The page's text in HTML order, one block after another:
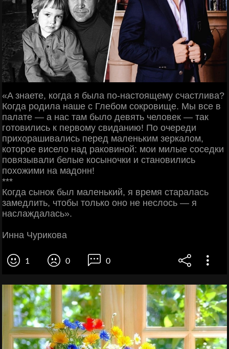
«A знаете, когда я была по-настоящему счастлива?
Когда родила наше c Глебом сокровище. Мы все в
палате — a нас там было девять человек — так
готовились к первому свиданию! По очереди
прихорашивались перед маленьким зеркалом,
которое висело над раковиной: мои милые соседки
повязывали белые косыночки и становились
похожими на мадонн!
***
Когда сынок был маленький, я время старалась
замедлить, чтобы только оно не неслось — я
наслаждалась».
Инна Чурикова
1 0 0